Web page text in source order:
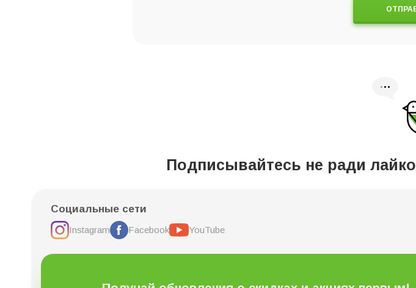
Подписывайтесь не ради
Социальные сети
Instagram Facebook YouTube